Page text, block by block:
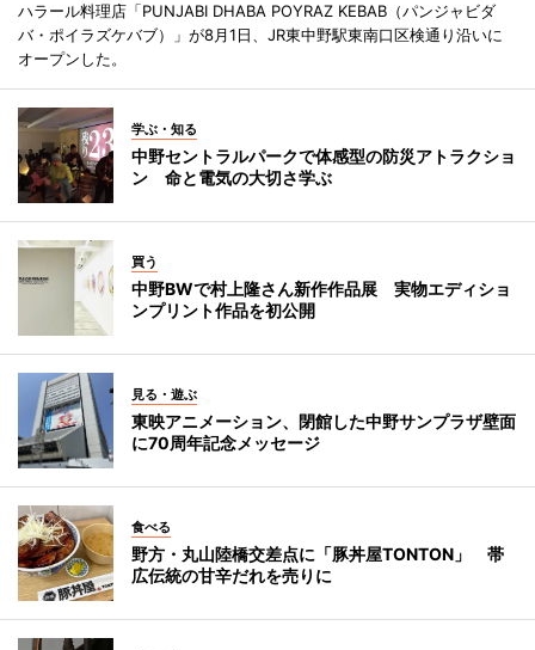
ハラール料理店「PUNJABI DHABA POYRAZ KEBAB（パンジャビダ
バ・ポイラズケバブ）」が8月1日、JR東中野駅東南口区検通り沿いに
オープンした。
学ぶ・知る
中野セントラルパークで体感型の防災アトラクショ
ン 命と電気の大切さ学ぶ
買う
中野BWで村上隆さん新作作品展 実物エディショ
ンプリント作品を初公開
見る・遊ぶ
東映アニメーション、閉館した中野サンプラザ壁面
に70周年記念メッセージ
食べる
野方・丸山陸橋交差点に「豚丼屋TONTON」 帯
広伝統の甘辛だれを売りに